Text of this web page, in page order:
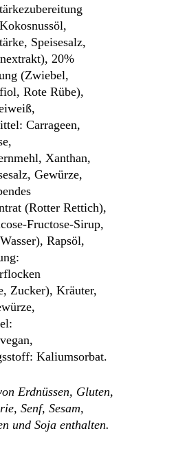
Speisesalz,
20%
(Zwiebel,
Rote Rübe),
Carrageen,
Xanthan,
Gewürze,
(Rotter Rettich),
Fructose-Sirup,
Rapsöl,
Zucker), Kräuter,
Kaliumsorbat.
Erdnüssen, Gluten,
Senf, Sesam,
und Soja enthalten.